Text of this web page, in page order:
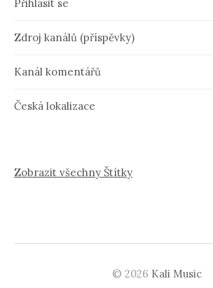
Přihlásit se
Zdroj kanálů (příspěvky)
Kanál komentářů
Česká lokalizace
Zobrazit všechny Štítky
© 2026 Kali Music